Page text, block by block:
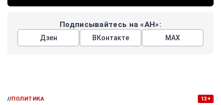
Подписывайтесь на «АН»:
Дзен ВКонтакте МАХ
//ПОЛИТИКА 13+